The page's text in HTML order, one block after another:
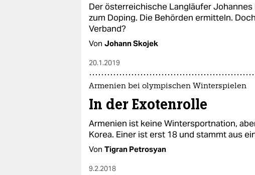
Der österreichische Langläufer
zum Doping. Die Behörden ermitteln.
Verband?
Von Johann Skojek
20.1.2019
Armenien bei olympischen Winterspielen
In der Exotenrolle
Armenien ist keine Wintersportnation,
Korea. Einer ist erst 18 und stammt aus
Von Tigran Petrosyan
9.2.2018